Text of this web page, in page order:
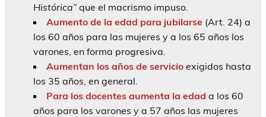
Histórica” que el macrismo impuso.
Aumento de la edad para jubilarse (Art. 24) a
los 60 años para las mujeres y a los 65 años los
varones, en forma progresiva.
Aumentan los años de servicio exigidos hasta
los 35 años, en general.
Para los docentes aumenta la edad a los 60
años para los varones y a 57 años las mujeres